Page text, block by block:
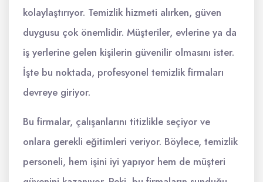
kolaylaştırıyor. Temizlik hizmeti alırken, güven
duygusu çok önemlidir. Müşteriler, evlerine ya da
iş yerlerine gelen kişilerin güvenilir olmasını ister.
İşte bu noktada, profesyonel temizlik firmaları
devreye giriyor.
Bu firmalar, çalışanlarını titizlikle seçiyor ve
onlara gerekli eğitimleri veriyor. Böylece, temizlik
personeli, hem işini iyi yapıyor hem de müşteri